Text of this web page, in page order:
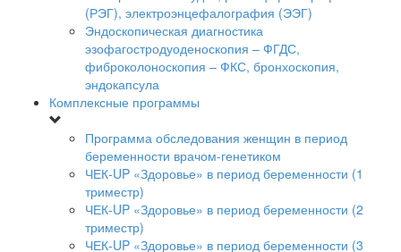
(РЭГ), электроэнцефалография (ЭЭГ)
Эндоскопическая диагностика
эзофагостродуоденоскопия – ФГДС,
фиброколоноскопия – ФКС, бронхоскопия,
эндокапсула
Комплексные программы
Программа обследования женщин в период
беременности врачом-генетиком
ЧЕК-UP «Здоровье» в период беременности (1
триместр)
ЧЕК-UP «Здоровье» в период беременности (2
триместр)
ЧЕК-UP «Здоровье» в период беременности (3